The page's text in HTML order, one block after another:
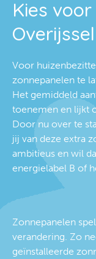
Kies
Overijssel
Voor
zonnepanelen te
Het gemiddeld
toenemen en lijkt
Door nu over te
jij van deze extra
ambitieus en wil
energielabel B of
Zonnepanelen
verandering. Zo
geïnstalleerde